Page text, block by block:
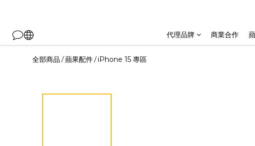
代理品牌 商業合作
全部商品 /蘋果配件/iPhone 15 專區